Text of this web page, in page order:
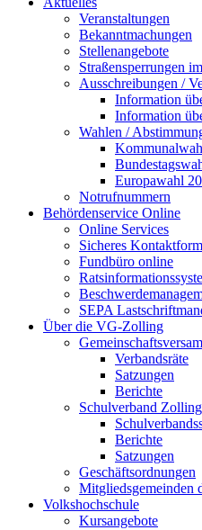
Veranstaltungen
Bekanntmachungen
Stellenangebote
Straßensperrungen
Ausschreibungen /
Information
Information
Wahlen /
Europawahl
Notrufnummern
Behördenservice Online
Online Services
Sicheres
Fundbüro online
SEPA
Über die VG-Zolling
Verbandsräte
Satzungen
Berichte
Schulverband Zolling
Berichte
Satzungen
Geschäftsordnungen
Mitgliedsgemeinden
Volkshochschule
Kursangebote